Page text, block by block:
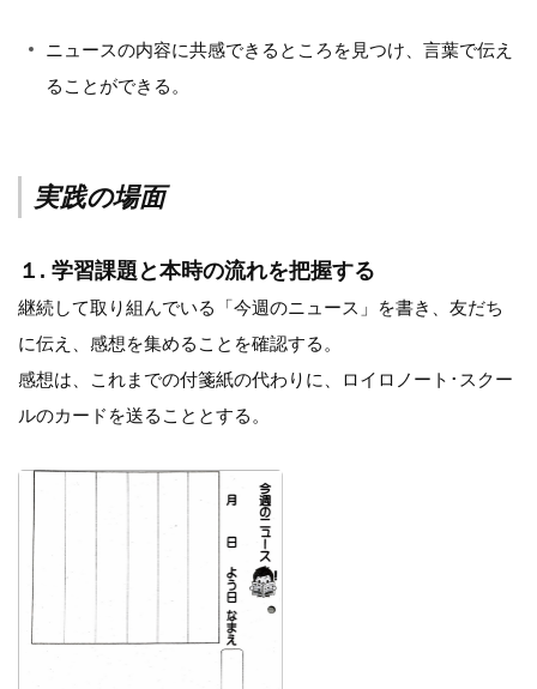
ニュースの内容に共感できるところを見つけ、言葉で伝え
ることができる。
実践の場面
１. 学習課題と本時の流れを把握する
継続して取り組んでいる「今週のニュース」を書き、友だち
に伝え、感想を集めることを確認する。
感想は、これまでの付箋紙の代わりに、ロイロノート･スクー
ルのカードを送ることとする。